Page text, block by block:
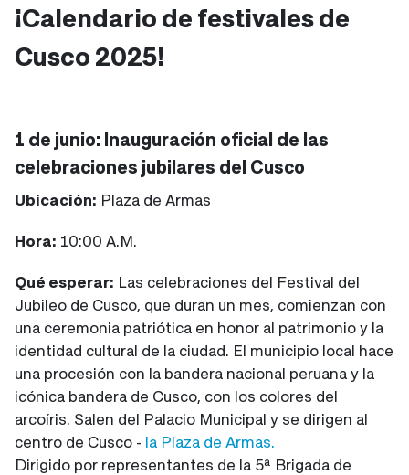
¡Calendario de festivales de
Cusco 2025!
1 de junio: Inauguración oficial de las
celebraciones jubilares del Cusco
Ubicación: Plaza de Armas
Hora: 10:00 A.M.
Qué esperar: Las celebraciones del Festival del
Jubileo de Cusco, que duran un mes, comienzan con
una ceremonia patriótica en honor al patrimonio y la
identidad cultural de la ciudad. El municipio local hace
una procesión con la bandera nacional peruana y la
icónica bandera de Cusco, con los colores del
arcoíris. Salen del Palacio Municipal y se dirigen al
centro de Cusco - la Plaza de Armas.
Dirigido por representantes de la 5ª Brigada de